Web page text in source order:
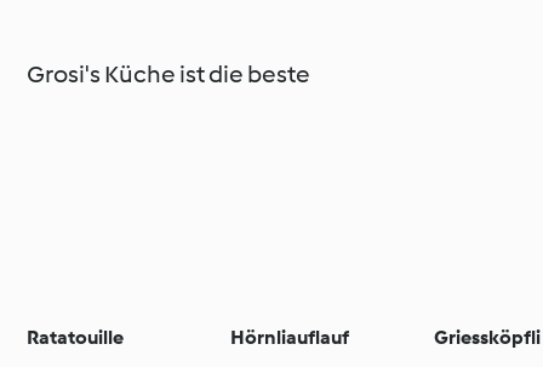
Grosi's Küche ist die beste
Ratatouille Hörnliauflauf Griessköpfli